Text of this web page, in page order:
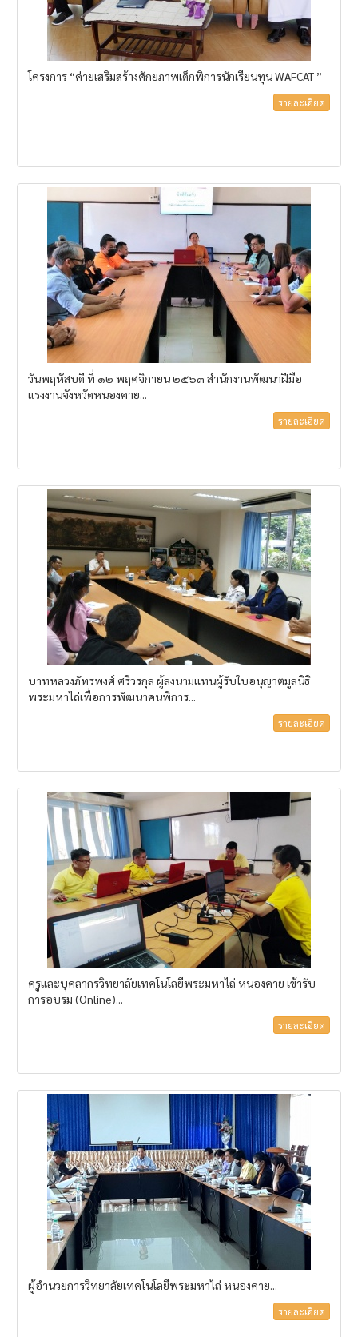
โครงการ “ค่ายเสริมสร้างศักยภาพเด็กพิการนักเรียนทุน WAFCAT ”
รายละเอียด
วันพฤหัสบดี ที่ ๑๒ พฤศจิกายน ๒๕๖๓ สำนักงานพัฒนาฝีมือ
แรงงานจังหวัดหนองคาย...
รายละเอียด
บาทหลวงภัทรพงศ์ ศรีวรกุล ผู้ลงนามแทนผู้รับใบอนุญาตมูลนิธิ
พระมหาไถ่เพื่อการพัฒนาคนพิการ...
รายละเอียด
ครูและบุคลากรวิทยาลัยเทคโนโลยีพระมหาไถ่ หนองคาย เข้ารับ
การอบรม (Online)...
รายละเอียด
ผู้อำนวยการวิทยาลัยเทคโนโลยีพระมหาไถ่ หนองคาย...
รายละเอียด